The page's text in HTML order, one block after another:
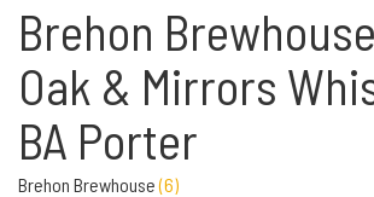
Brehon Brewhouse
Oak & Mirrors
BA Porter
Brehon Brewhouse(6)